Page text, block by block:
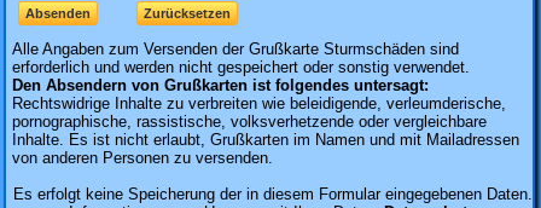
Alle Angaben zum Versenden der Grußkarte Sturmschäden sind
erforderlich und werden nicht gespeichert oder sonstig verwendet.
Den Absendern von Grußkarten ist folgendes untersagt:
Rechtswidrige Inhalte zu verbreiten wie beleidigende, verleumderische,
pornographische, rassistische, volksverhetzende oder vergleichbare
Inhalte. Es ist nicht erlaubt, Grußkarten im Namen und mit Mailadressen
von anderen Personen zu versenden.
Es erfolgt keine Speicherung der in diesem Formular eingegebenen Daten.